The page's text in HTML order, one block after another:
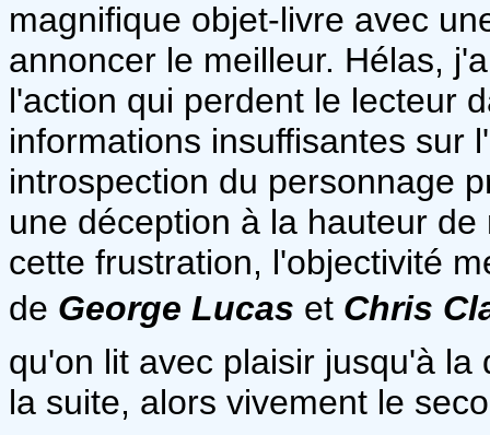
magnifique objet-livre avec
annoncer le meilleur. Hélas,
l'action qui perdent le lecteur
informations insuffisantes sur
introspection du personnage
une déception à la hauteur
cette frustration, l'objectivité
de George Lucas et Chris
qu'on lit avec plaisir jusqu'à
la suite, alors vivement le